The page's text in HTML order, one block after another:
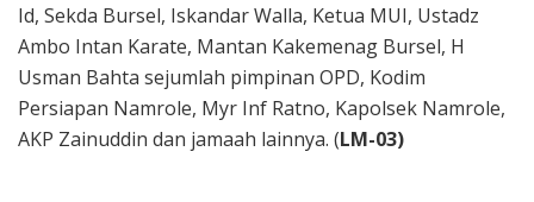
Id, Sekda Bursel, Iskandar Walla, Ketua MUI, Ustadz
Ambo Intan Karate, Mantan Kakemenag Bursel, H
Usman Bahta sejumlah pimpinan OPD, Kodim
Persiapan Namrole, Myr Inf Ratno, Kapolsek Namrole,
AKP Zainuddin dan jamaah lainnya. (LM-03)